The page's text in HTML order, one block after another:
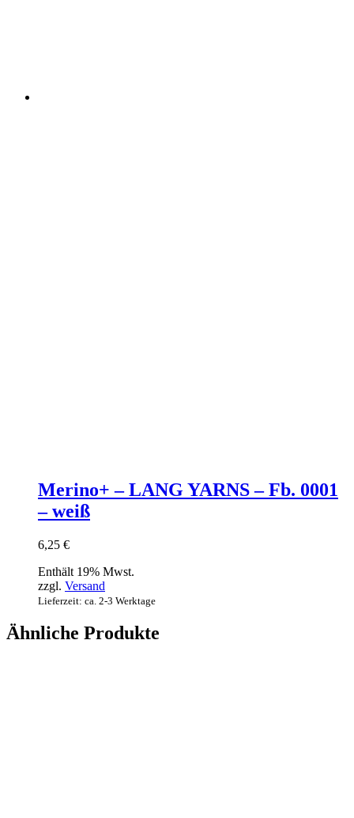
Merino+ – LANG YARNS – Fb. 0001
– weiß
6,25 €
Enthält 19% Mwst.
zzgl. Versand
Lieferzeit: ca. 2-3 Werktage
Ähnliche Produkte